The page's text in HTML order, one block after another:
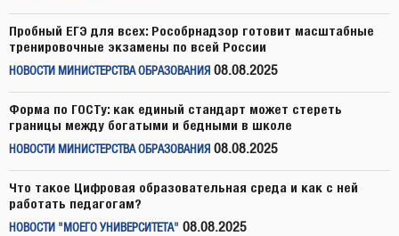
Пробный ЕГЭ для всех: Рособрнадзор готовит масштабные
тренировочные экзамены по всей России
НОВОСТИ МИНИСТЕРСТВА ОБРАЗОВАНИЯ 08.08.2025
Форма по ГОСТу: как единый стандарт может стереть
границы между богатыми и бедными в школе
НОВОСТИ МИНИСТЕРСТВА ОБРАЗОВАНИЯ 08.08.2025
Что такое Цифровая образовательная среда и как с ней
работать педагогам?
НОВОСТИ "МОЕГО УНИВЕРСИТЕТА" 08.08.2025